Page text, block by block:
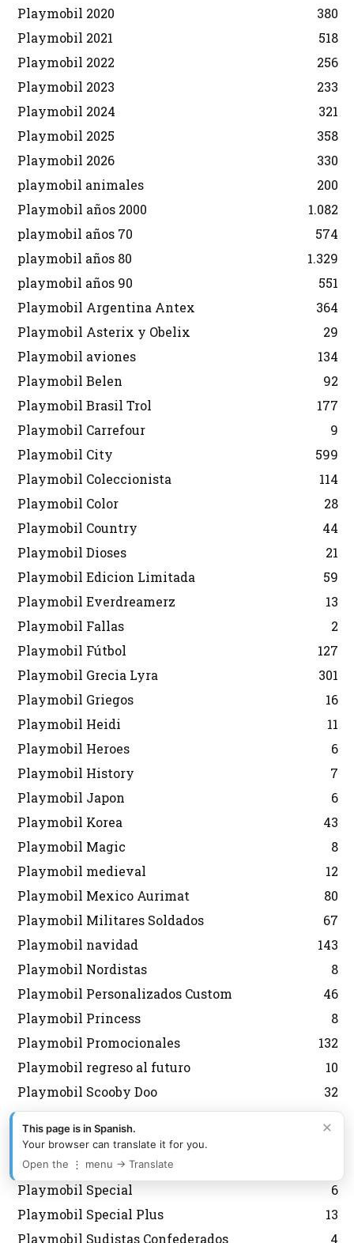
Playmobil 2020
380
Playmobil 2021
518
Playmobil 2022
256
Playmobil 2023
233
Playmobil 2024
321
Playmobil 2025
358
Playmobil 2026
330
playmobil animales
200
Playmobil años 2000
1.082
playmobil años 70
574
playmobil años 80
1.329
playmobil años 90
551
Playmobil Argentina Antex
364
Playmobil Asterix y Obelix
29
Playmobil aviones
134
Playmobil Belen
92
Playmobil Brasil Trol
177
Playmobil Carrefour
9
Playmobil City
599
Playmobil Coleccionista
114
Playmobil Color
28
Playmobil Country
44
Playmobil Dioses
21
Playmobil Edicion Limitada
59
Playmobil Everdreamerz
13
Playmobil Fallas
2
Playmobil Fútbol
127
Playmobil Grecia Lyra
301
Playmobil Griegos
16
Playmobil Heidi
11
Playmobil Heroes
6
Playmobil History
7
Playmobil Japon
6
Playmobil Korea
43
Playmobil Magic
8
Playmobil medieval
12
Playmobil Mexico Aurimat
80
Playmobil Militares Soldados
67
Playmobil navidad
143
Playmobil Nordistas
8
Playmobil Personalizados Custom
46
Playmobil Princess
8
Playmobil Promocionales
132
Playmobil regreso al futuro
10
Playmobil Scooby Doo
32
Playmobil segunda mano
2
Playmobil Semana Santa
Playmobil Sky Trails
Playmobil Special
6
Playmobil Special Plus
13
Playmobil Sudistas Confederados
4
×
This page is in Spanish.
Your browser can translate it for you.
Open the ⋮ menu → Translate